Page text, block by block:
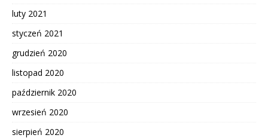
luty 2021
styczeń 2021
grudzień 2020
listopad 2020
październik 2020
wrzesień 2020
sierpień 2020